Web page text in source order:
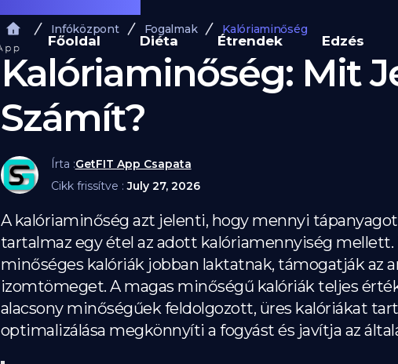
Főoldal Diéta Étrendek Edzés
Infóközpont Fogalmak Kalóriaminőség
Kalóriaminőség: Mit
Számít?
Írta :GetFIT App Csapata
Cikk frissítve :July 27, 2026
A kalóriaminőség azt jelenti, hogy mennyi
tartalmaz egy étel az adott kalóriamennyiség mellett.
minőséges kalóriák jobban laktatnak, támogatják az
izomtömeget. A magas minőségű kalóriák teljes
alacsony minőségűek feldolgozott, üres kalóriákat
optimalizálása megkönnyíti a fogyást és javítja az